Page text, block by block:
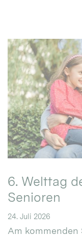
6. Welttag
Senioren
24. Juli 2026
Am kommenden